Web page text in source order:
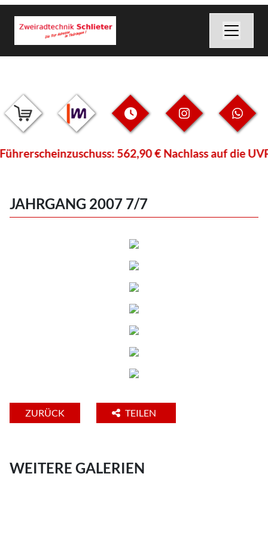
562,90 € Nachlass auf die
JAHRGANG 2007 7/7
ZURÜCK TEILEN
WEITERE GALERIEN